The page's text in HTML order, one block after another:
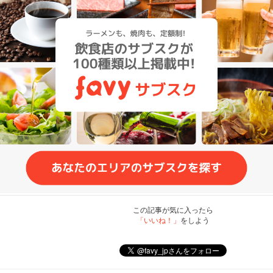
この記事が気に入ったら
「いいね！」 をしよう